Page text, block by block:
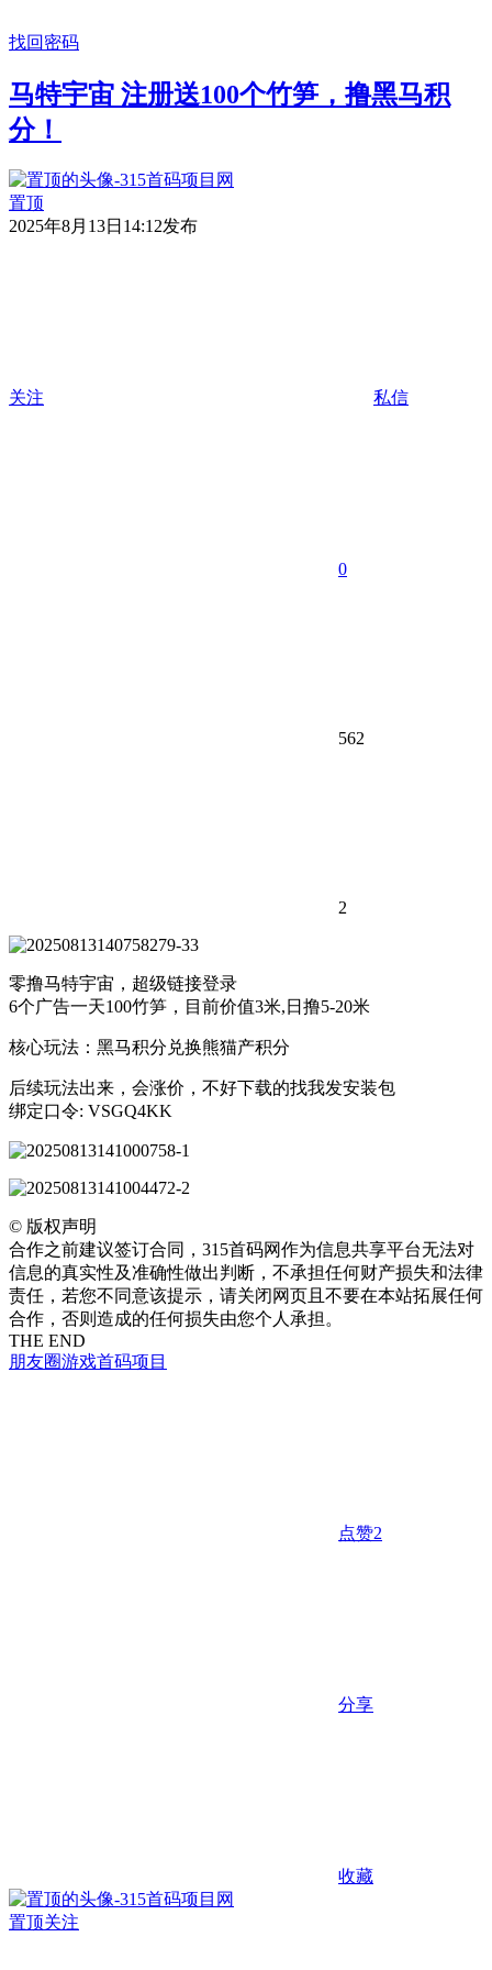
找回密码
马特宇宙 注册送100个竹笋，撸黑马积
分！
置顶
2025年8月13日14:12发布
关注 私信
0
562
2
零撸马特宇宙，超级链接登录
6个广告一天100竹笋，目前价值3米,日撸5-20米
核心玩法：黑马积分兑换熊猫产积分
后续玩法出来，会涨价，不好下载的找我发安装包
绑定口令: VSGQ4KK
© 版权声明
合作之前建议签订合同，315首码网作为信息共享平台无法对
信息的真实性及准确性做出判断，不承担任何财产损失和法律
责任，若您不同意该提示，请关闭网页且不要在本站拓展任何
合作，否则造成的任何损失由您个人承担。
THE END
朋友圈游戏首码项目
点赞2
分享
收藏
置顶关注